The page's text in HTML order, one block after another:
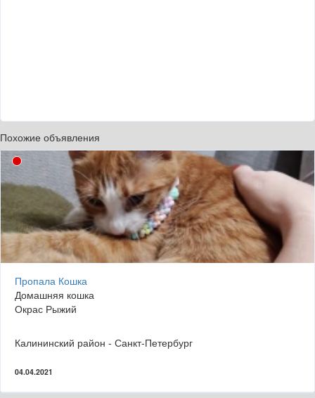
Похожие объявления
Пропала Кошка
Домашняя кошка
Окрас Рыжий
Калининский район - Санкт-Петербург
04.04.2021